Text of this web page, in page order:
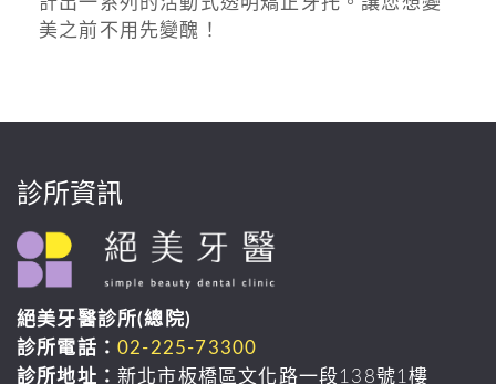
美之前不用先變醜！
診所資訊
絕美牙醫診所(總院)
診所電話： 02-225-73300
診所地址： 新北市板橋區文化路一段138號1樓